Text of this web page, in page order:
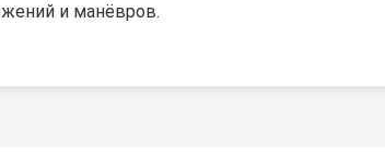
и манёвров.